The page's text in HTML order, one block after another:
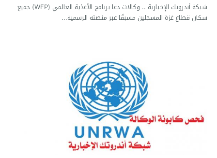
شبكة أندروتك الإخبارية .. وكالات دعا برنامج الأغذية العالمي (WFP) جميع
سكان قطاع غزة المسجلين مسبقًا عبر منصته الرسمية...